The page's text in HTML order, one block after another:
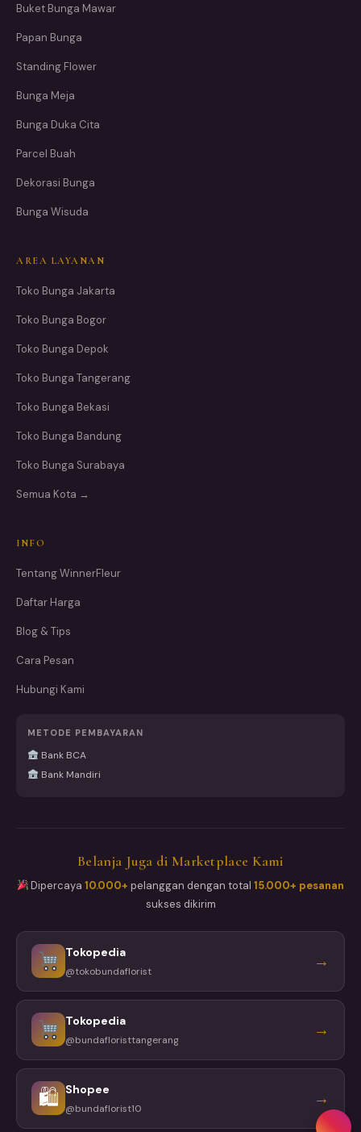
Buket Bunga Mawar
Papan Bunga
Standing Flower
Bunga Meja
Bunga Duka Cita
Parcel Buah
Dekorasi Bunga
Bunga Wisuda
AREA LAYANAN
Toko Bunga Jakarta
Toko Bunga Bogor
Toko Bunga Depok
Toko Bunga Tangerang
Toko Bunga Bekasi
Toko Bunga Bandung
Toko Bunga Surabaya
Semua Kota →
INFO
Tentang WinnerFleur
Daftar Harga
Blog & Tips
Cara Pesan
Hubungi Kami
METODE PEMBAYARAN
Bank BCA
Bank Mandiri
Belanja Juga di Marketplace Kami
Dipercaya10.000+ pelanggan dengan total15.000+ pesanan
sukses dikirim
Tokopedia
@tokobundaflorist →
Tokopedia
@bundafloristtangerang →
🛍 Shopee
@bundaflorist10 →